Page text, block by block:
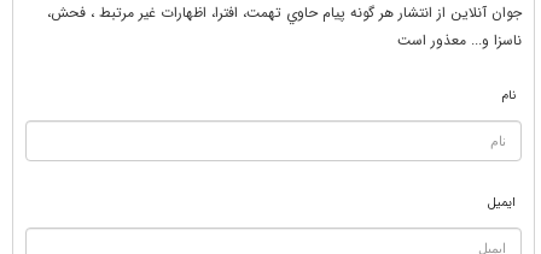
جوان آنلاين از انتشار هر گونه پيام حاوي تهمت، افترا، اظهارات غير مرتبط ، فحش،
ناسزا و... معذور است
نام
ایمیل